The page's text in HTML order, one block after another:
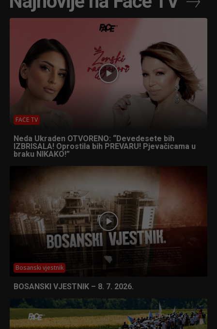
FACE TV
Neda Ukraden OTVORENO: “Devedesete bih
IZBRISALA! Oprostila bih PREVARU! Pjevačicama u
braku NIKAKO!”
Bosanski vjestnik
BOSANSKI VJESTNIK – 8. 7. 2026.